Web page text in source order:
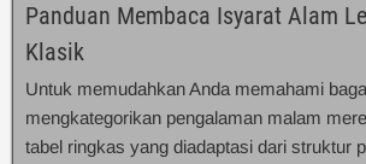
Panduan Membaca Isyarat Alam
Klasik
Untuk memudahkan Anda memahami
mengkategorikan pengalaman malam
tabel ringkas yang diadaptasi dari struktur